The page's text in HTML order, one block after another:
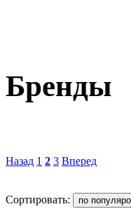
Бренды
Назад 1 2 3 Вперед
Сортировать: